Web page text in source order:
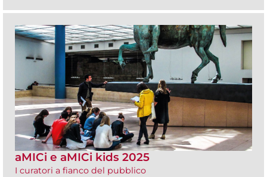
aMICi e aMICi kids 2025
I curatori a fianco del pubblico